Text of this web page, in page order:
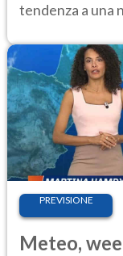
tendenza a una
PREVISIONE
Meteo,